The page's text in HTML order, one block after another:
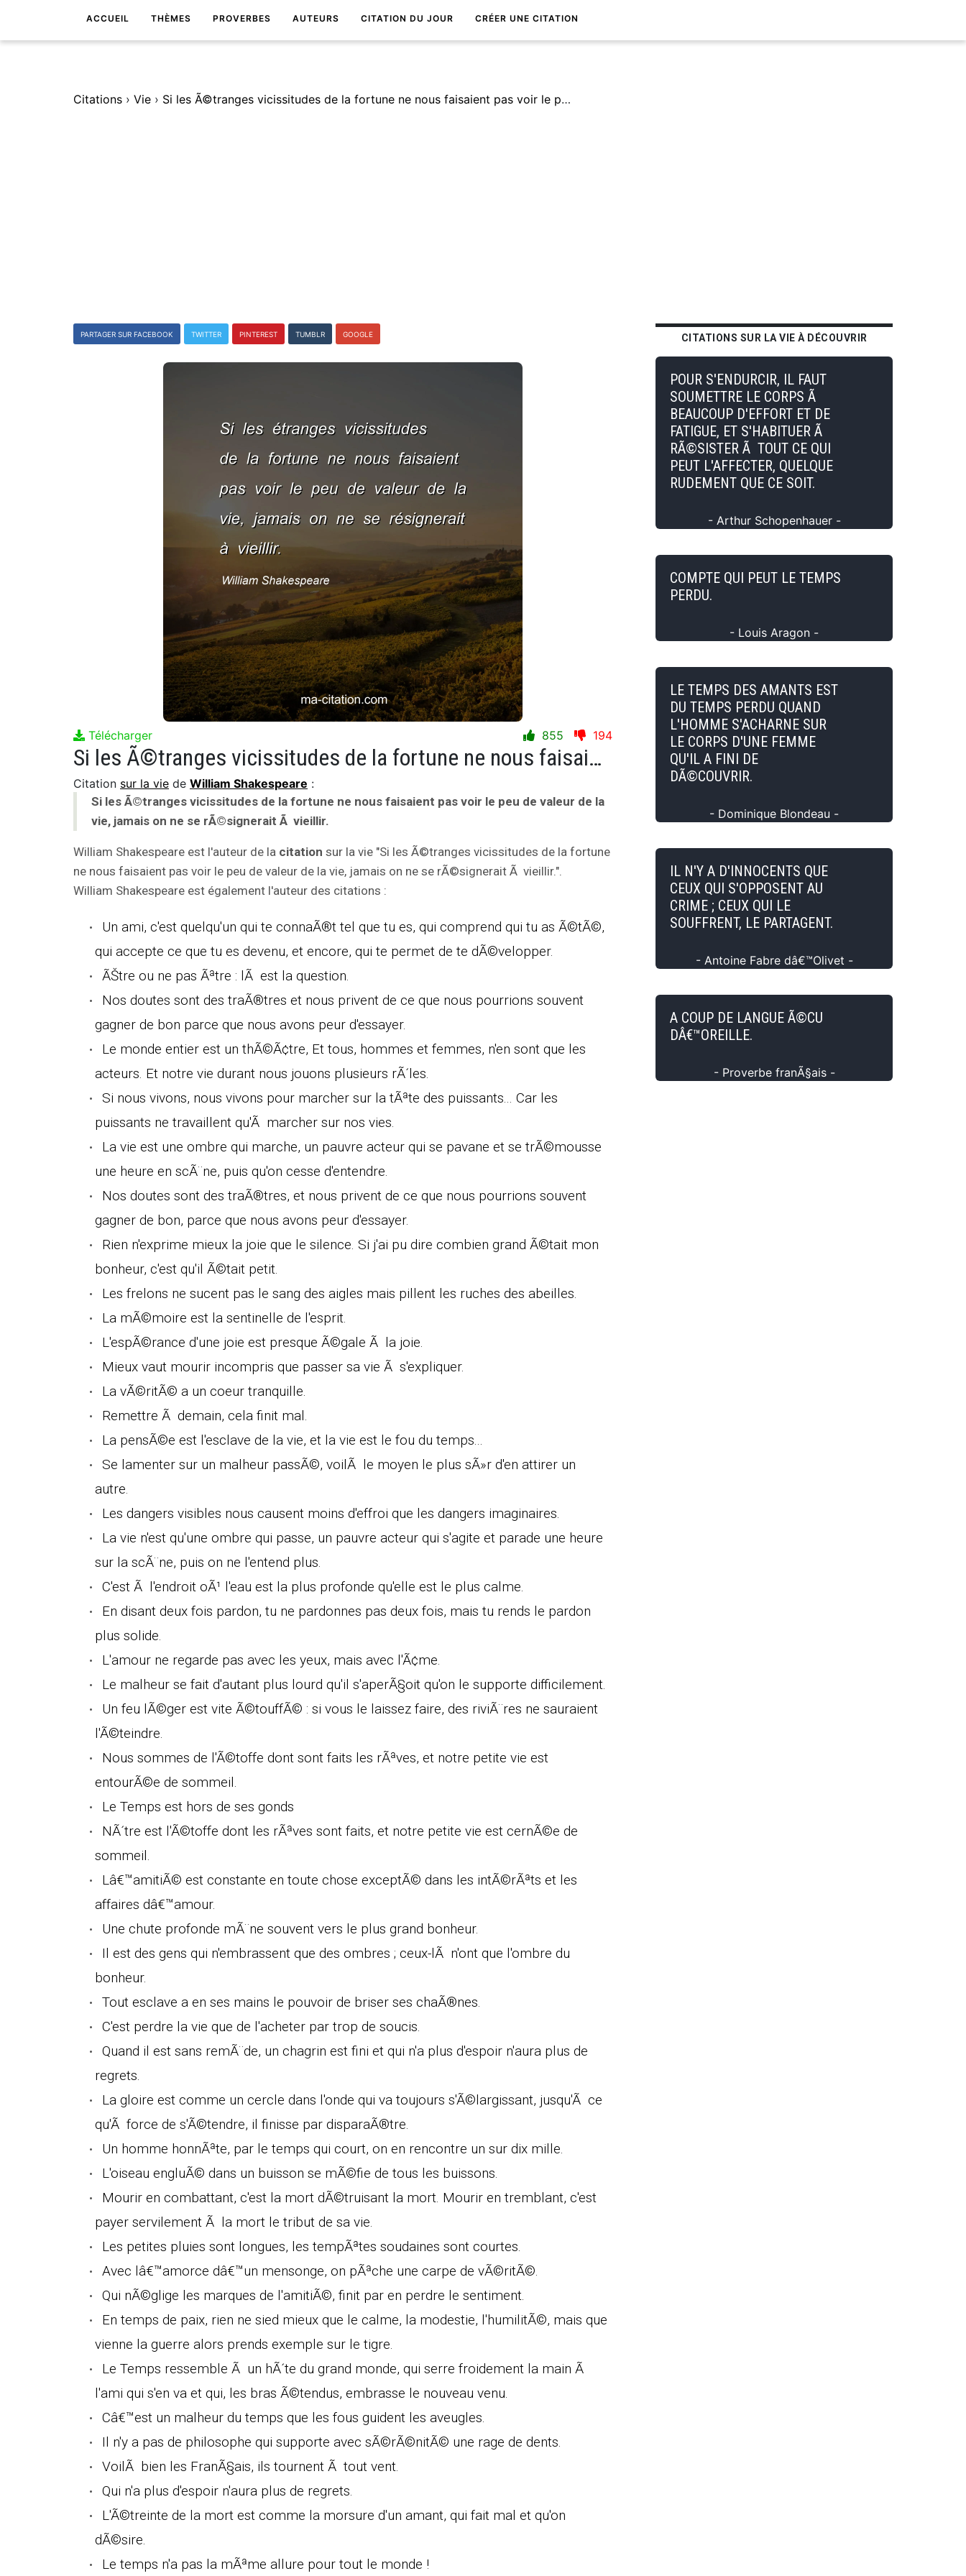
ACCUEIL THÈMES PROVERBES AUTEURS CITATION DU JOUR CRÉER UNE CITATION
Citations › Vie › Si les Ã©tranges vicissitudes de la fortune ne nous faisaient pas voir le peu de valeur de la vie, jamais on ne se rÃ©signerait Ã vieillir.
PARTAGER SUR FACEBOOK TWITTER PINTEREST TUMBLR GOOGLE
Télécharger 855 194
Si les Ã©tranges vicissitudes de la fortune ne nous faisaient pas voir le peu de valeur de la vie, jamais on ne se rÃ©signerait Ã vieillir.
Citation sur la vie de William Shakespeare :
Si les Ã©tranges vicissitudes de la fortune ne nous faisaient pas voir le peu de valeur de la
vie, jamais on ne se rÃ©signerait Ã vieillir.
William Shakespeare est l'auteur de la citation sur la vie "Si les Ã©tranges vicissitudes de la fortune
ne nous faisaient pas voir le peu de valeur de la vie, jamais on ne se rÃ©signerait Ã vieillir.".
William Shakespeare est également l'auteur des citations :
Un ami, c'est quelqu'un qui te connaÃ®t tel que tu es, qui comprend qui tu as Ã©tÃ©,
qui accepte ce que tu es devenu, et encore, qui te permet de te dÃ©velopper.
ÃŠtre ou ne pas Ãªtre : lÃ est la question.
Nos doutes sont des traÃ®tres et nous privent de ce que nous pourrions souvent
gagner de bon parce que nous avons peur d'essayer.
Le monde entier est un thÃ©Ã¢tre, Et tous, hommes et femmes, n'en sont que les
acteurs. Et notre vie durant nous jouons plusieurs rÃ´les.
Si nous vivons, nous vivons pour marcher sur la tÃªte des puissants... Car les
puissants ne travaillent qu'Ã marcher sur nos vies.
La vie est une ombre qui marche, un pauvre acteur qui se pavane et se trÃ©mousse
une heure en scÃ¨ne, puis qu'on cesse d'entendre.
Nos doutes sont des traÃ®tres, et nous privent de ce que nous pourrions souvent
gagner de bon, parce que nous avons peur d'essayer.
Rien n'exprime mieux la joie que le silence. Si j'ai pu dire combien grand Ã©tait mon
bonheur, c'est qu'il Ã©tait petit.
Les frelons ne sucent pas le sang des aigles mais pillent les ruches des abeilles.
La mÃ©moire est la sentinelle de l'esprit.
L'espÃ©rance d'une joie est presque Ã©gale Ã la joie.
Mieux vaut mourir incompris que passer sa vie Ã s'expliquer.
La vÃ©ritÃ© a un coeur tranquille.
Remettre Ã demain, cela finit mal.
La pensÃ©e est l'esclave de la vie, et la vie est le fou du temps...
Se lamenter sur un malheur passÃ©, voilÃ le moyen le plus sÃ»r d'en attirer un
autre.
Les dangers visibles nous causent moins d'effroi que les dangers imaginaires.
La vie n'est qu'une ombre qui passe, un pauvre acteur qui s'agite et parade une heure
sur la scÃ¨ne, puis on ne l'entend plus.
C'est Ã l'endroit oÃ¹ l'eau est la plus profonde qu'elle est le plus calme.
En disant deux fois pardon, tu ne pardonnes pas deux fois, mais tu rends le pardon
plus solide.
L'amour ne regarde pas avec les yeux, mais avec l'Ã¢me.
Le malheur se fait d'autant plus lourd qu'il s'aperÃ§oit qu'on le supporte difficilement.
Un feu lÃ©ger est vite Ã©touffÃ© : si vous le laissez faire, des riviÃ¨res ne sauraient
l'Ã©teindre.
Nous sommes de l'Ã©toffe dont sont faits les rÃªves, et notre petite vie est
entourÃ©e de sommeil.
Le Temps est hors de ses gonds
NÃ´tre est l'Ã©toffe dont les rÃªves sont faits, et notre petite vie est cernÃ©e de
sommeil.
Lâ€™amitiÃ© est constante en toute chose exceptÃ© dans les intÃ©rÃªts et les
affaires dâ€™amour.
Une chute profonde mÃ¨ne souvent vers le plus grand bonheur.
Il est des gens qui n'embrassent que des ombres ; ceux-lÃ n'ont que l'ombre du
bonheur.
Tout esclave a en ses mains le pouvoir de briser ses chaÃ®nes.
C'est perdre la vie que de l'acheter par trop de soucis.
Quand il est sans remÃ¨de, un chagrin est fini et qui n'a plus d'espoir n'aura plus de
regrets.
La gloire est comme un cercle dans l'onde qui va toujours s'Ã©largissant, jusqu'Ã ce
qu'Ã force de s'Ã©tendre, il finisse par disparaÃ®tre.
Un homme honnÃªte, par le temps qui court, on en rencontre un sur dix mille.
L'oiseau engluÃ© dans un buisson se mÃ©fie de tous les buissons.
Mourir en combattant, c'est la mort dÃ©truisant la mort. Mourir en tremblant, c'est
payer servilement Ã la mort le tribut de sa vie.
Les petites pluies sont longues, les tempÃªtes soudaines sont courtes.
Avec lâ€™amorce dâ€™un mensonge, on pÃªche une carpe de vÃ©ritÃ©.
Qui nÃ©glige les marques de l'amitiÃ©, finit par en perdre le sentiment.
En temps de paix, rien ne sied mieux que le calme, la modestie, l'humilitÃ©, mais que
vienne la guerre alors prends exemple sur le tigre.
Le Temps ressemble Ã un hÃ´te du grand monde, qui serre froidement la main Ã
l'ami qui s'en va et qui, les bras Ã©tendus, embrasse le nouveau venu.
Câ€™est un malheur du temps que les fous guident les aveugles.
Il n'y a pas de philosophe qui supporte avec sÃ©rÃ©nitÃ© une rage de dents.
VoilÃ bien les FranÃ§ais, ils tournent Ã tout vent.
Qui n'a plus d'espoir n'aura plus de regrets.
L'Ã©treinte de la mort est comme la morsure d'un amant, qui fait mal et qu'on
dÃ©sire.
Le temps n'a pas la mÃªme allure pour tout le monde !
CITATIONS SUR LA VIE À DÉCOUVRIR
POUR S'ENDURCIR, IL FAUT
SOUMETTRE LE CORPS Ã
BEAUCOUP D'EFFORT ET DE
FATIGUE, ET S'HABITUER Ã
RÃ©SISTER Ã TOUT CE QUI
PEUT L'AFFECTER, QUELQUE
RUDEMENT QUE CE SOIT.
- Arthur Schopenhauer -
COMPTE QUI PEUT LE TEMPS
PERDU.
- Louis Aragon -
LE TEMPS DES AMANTS EST
DU TEMPS PERDU QUAND
L'HOMME S'ACHARNE SUR
LE CORPS D'UNE FEMME
QU'IL A FINI DE
DÃ©COUVRIR.
- Dominique Blondeau -
IL N'Y A D'INNOCENTS QUE
CEUX QUI S'OPPOSENT AU
CRIME ; CEUX QUI LE
SOUFFRENT, LE PARTAGENT.
- Antoine Fabre dâ€™Olivet -
A COUP DE LANGUE Ã©CU
DÂ€™OREILLE.
- Proverbe franÃ§ais -